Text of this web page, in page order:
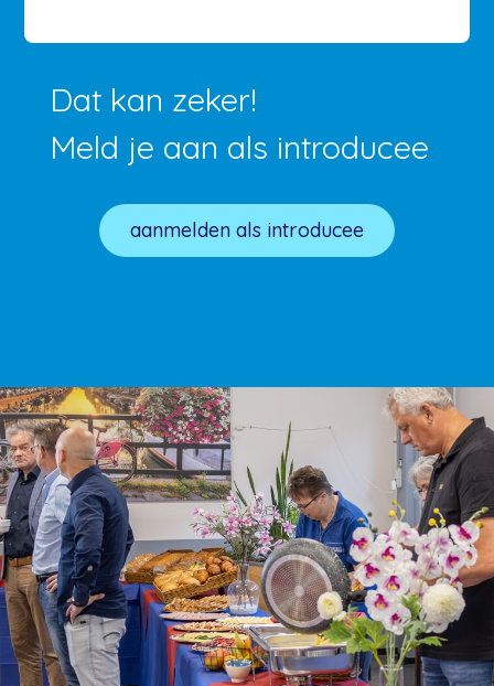
Dat kan zeker!
Meld je aan als introducee
aanmelden als introducee